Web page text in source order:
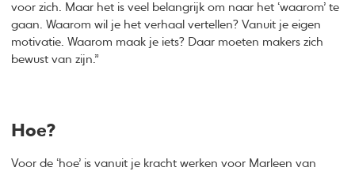
voor zich. Maar het is veel belangrijk om naar het ‘waarom’ te
gaan. Waarom wil je het verhaal vertellen? Vanuit je eigen
motivatie. Waarom maak je iets? Daar moeten makers zich
bewust van zijn.”
Hoe?
Voor de ‘hoe’ is vanuit je kracht werken voor Marleen van